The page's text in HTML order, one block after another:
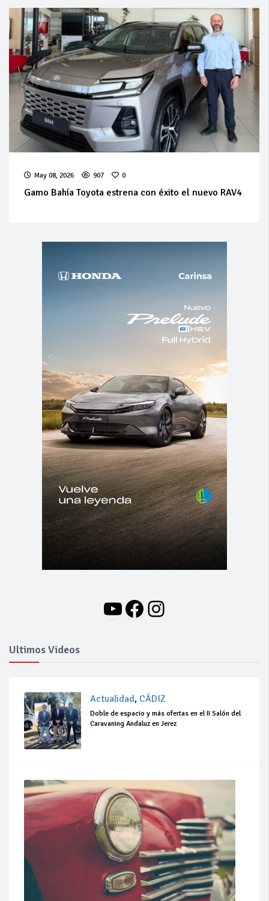
May 08, 2026 907 0
Gamo Bahía Toyota estrena con éxito el nuevo RAV4
YouTube
Facebook
Instagram
Ultimos Videos
Actualidad, CÁDIZ
Doble de espacio y más ofertas en el II Salón del
Caravaning Andaluz en Jerez